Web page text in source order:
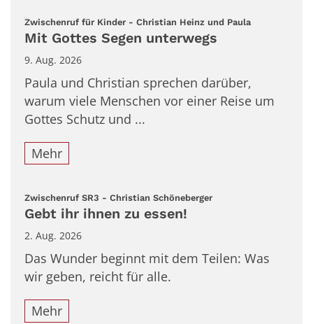
Zwischenruf für Kinder - Christian Heinz und Paula:
Mit Gottes Segen unterwegs
9. Aug. 2026
Paula und Christian sprechen darüber,
warum viele Menschen vor einer Reise um
Gottes Schutz und ...
Mehr
Zwischenruf SR3 - Christian Schöneberger:
Gebt ihr ihnen zu essen!
2. Aug. 2026
Das Wunder beginnt mit dem Teilen: Was
wir geben, reicht für alle.
Mehr